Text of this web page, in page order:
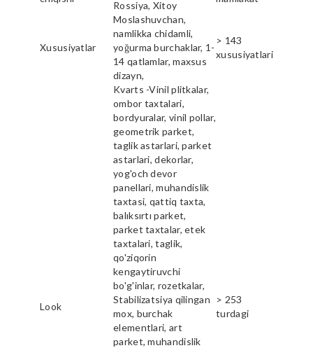
Rossiya, Xitoy
Xususiyatlar
Moslashuvchan,
namlikka chidamli,
yoğurma burchaklar, 1-
14 qatlamlar, maxsus
dizayn,
> 143
xususiyatlari
Look
Kvarts -Vinil plitkalar,
ombor taxtalari,
bordyuralar, vinil pollar,
geometrik parket,
taglik astarlari, parket
astarlari, dekorlar,
yog'och devor
panellari, muhandislik
taxtasi, qattiq taxta,
balıksırtı parket,
parket taxtalar, etek
taxtalari, taglik,
qo'ziqorin
kengaytiruvchi
bo'g'inlar, rozetkalar,
Stabilizatsiya qilingan
mox, burchak
elementlari, art
parket, muhandislik
> 253
turdagi